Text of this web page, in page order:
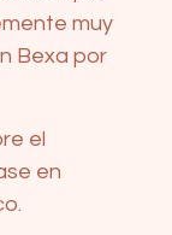
muy
Bexa por
el
en